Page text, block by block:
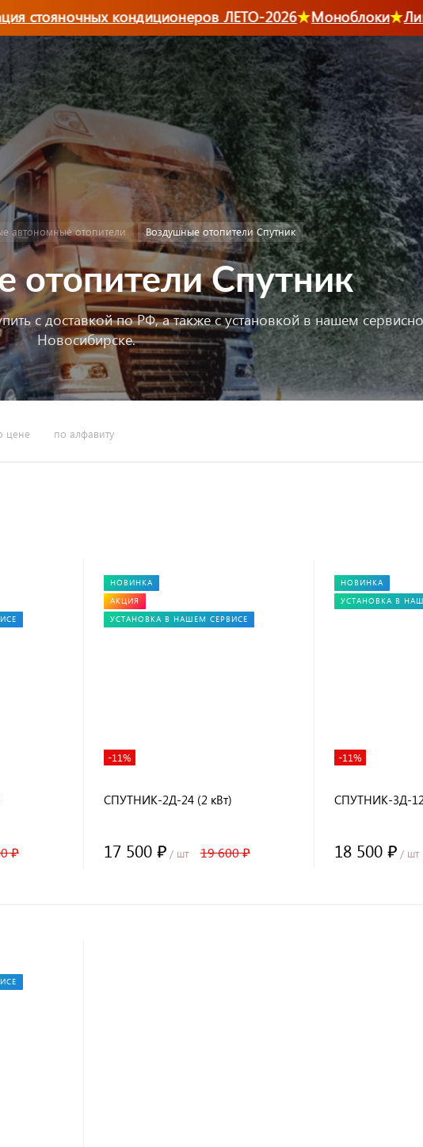
кондиционеров ЛЕТО-2026 Моноблоки
автономные отопители Воздушные отопители Спутник
отопители Спутник
с доставкой по РФ, а также с установкой в нашем
Новосибирске.
цене по алфавиту
₽
НОВИНКА
АКЦИЯ
УСТАНОВКА В НАШЕМ СЕРВИСЕ
-11%
СПУТНИК-2Д-24 (2 кВт)
17 500 ₽/ шт 19 600 ₽
НОВИНКА
УСТАНОВКА В
-11%
СПУТНИК-3Д-12
18 500 ₽ / шт